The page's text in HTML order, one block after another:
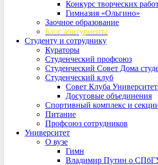
Конкурс творческих
Гимназия «Ольгино»
Заочное образование
Блог абитуриента
Студенту и сотруднику
Кураторы
Студенческий профсоюз
Студенческий Совет Дома
Студенческий клуб
Совет Клуба
Досуговые объединения
Спортивный комплекс и
Питание
Профсоюз сотрудников
Университет
О вузе
Гимн
Владимир Путин о